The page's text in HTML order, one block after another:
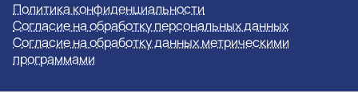
Политика конфиденциальности
Согласие на обработку персональных данных
Согласие на обработку данных метрическими
программами